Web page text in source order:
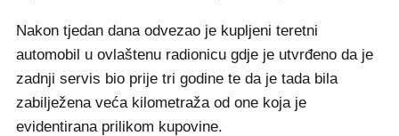
Nakon tjedan dana odvezao je kupljeni teretni
automobil u ovlaštenu radionicu gdje je utvrđeno da je
zadnji servis bio prije tri godine te da je tada bila
zabilježena veća kilometraža od one koja je
evidentirana prilikom kupovine.